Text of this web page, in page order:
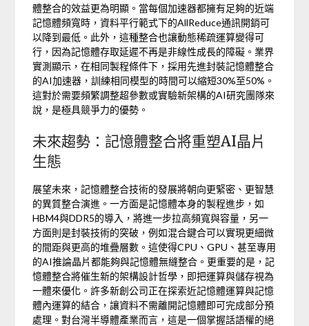
體整合的效益更為明顯。當每個加速器都擁有足夠的近端
記憶體頻寬時，資料平行範式下的AllReduce通訊開銷可
以降到最低。此外，這種整合也讓動態稀疏運算變得可
行，因為記憶體存取延遲不再是非線性成長的障礙。業界
實測顯示，在相同製程條件下，採用先進封裝記憶體整合
的AI加速器，訓練相同模型的時間可以縮短30%至50%。
這對於需要頻繁調整超參數或實驗新架構的AI研究團隊來
說，是極具競爭力的優勢。
未來趨勢：記憶體整合將重塑AI晶片
生態
展望未來，記憶體整合技術的發展將朝向更緊密、更智慧
的異質整合演進。一方面是記憶體本身的製程進步，如
HBM4與DDR5的導入，將進一步拉高頻寬與容量，另一
方面則是封裝技術的突破，例如混合鍵合可以實現更細微
的間距與更高的堆疊層數。這使得CPU、GPU、甚至專用
的AI推論晶片都能夠與記憶體無縫整合。更重要的是，記
憶體整合將催生新的架構設計哲學，即把運算與儲存視為
一體來優化。許多新創公司正在探索近記憶體運算與記憶
體內運算的結合，讓資料不需離開記憶體即可完成部分預
處理。對台灣半導體產業而言，這是一個掌握話語權的絕